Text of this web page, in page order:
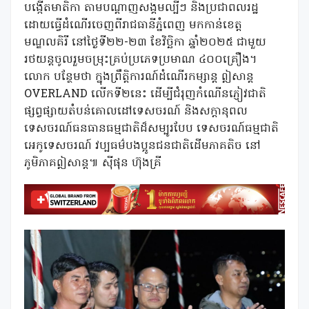
បង្កើតមាតិកា តាមបណ្តាញសង្គមល្បីៗ និងប្រជាពលរដ្ឋ
ដោយធ្វើដំណើរចេញពីរាជធានីភ្នំពេញ មកកាន់ខេត្ត
មណ្ឌលគិរី នៅថ្ងៃទី២២-២៣ ខែវិច្ឆិកា ឆ្នាំ២០២៥ ជាមួយ
រថយន្តចូលរួមចម្រុះគ្រប់ប្រភេទប្រមាណ ៤០០គ្រឿង។
លោក បន្ថែមថា ក្នុងព្រឹត្តិការណ៍ដំណើរកម្សាន្ត ឦសាន្ត
OVERLAND លើកទី២នេះ ដើម្បីជំរុញកំណើនភ្ញៀវជាតិ
ផ្សព្វផ្សាយតំបន់គោលដៅទេសចរណ៍ និងសក្តានុពល
ទេសចរណ៍ធនធានធម្មជាតិដ៏សម្បូរបែប ទេសចរណ៍ធម្មជាតិ
អេកូទេសចរណ៍ វប្បធម៌បងប្អូនជនជាតិដើមភាគតិច នៅ
ភូមិភាគឦសាន្ត៕ ស៉ីផុន ហ៊ុងគ្រី